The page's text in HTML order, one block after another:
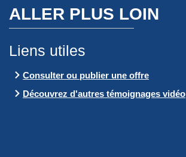
ALLER PLUS LOIN
Liens utiles
Consulter ou publier une offre
Découvrez d'autres témoignages vidéo